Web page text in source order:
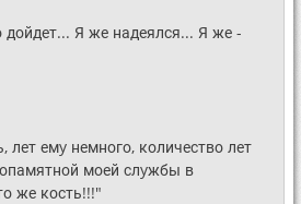
Я же надеялся... Я же -
емy немного, количество лет
моей слyжбы в
же кость!!!"